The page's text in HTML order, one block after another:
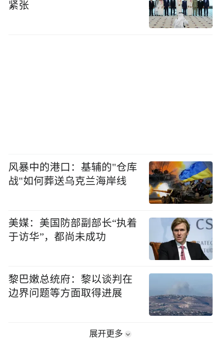
紧张
风暴中的港口：基辅的"仓库
战"如何葬送乌克兰海岸线
美媒：美国防部副部长“执着
于访华”，都尚未成功
黎巴嫩总统府：黎以谈判在
边界问题等方面取得进展
展开更多